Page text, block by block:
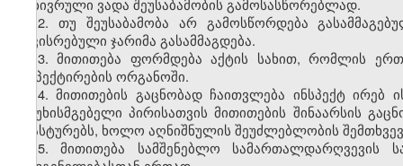
გონივრული ვადა შეუსაბამობის გამოსასწორებლად.
12. თუ შეუსაბამობა არ გამოსწორდება
დაკისრებული ჯარიმა გასამმაგდება.
13. მითითება ფორმდება აქტის სახით, რომლის
ინსპექტირების ორგანოში.
14. მითითების გაცნობად ჩაითვლება ინსპექტ ირებ
პასუხისმგებელი პირისათვის მითითების შინაარსის
ადასტურებს, ხოლო აღნიშნულის შეუძლებლობის
15. მითითება სამშენებლო სამართალდარღვევის